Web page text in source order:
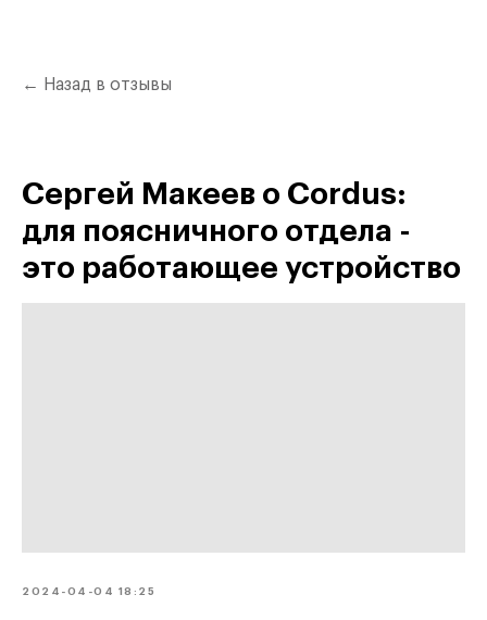
← Назад в отзывы
Сергей Макеев о Cordus:
для поясничного отдела -
это работающее устройство
2024-04-04 18:25